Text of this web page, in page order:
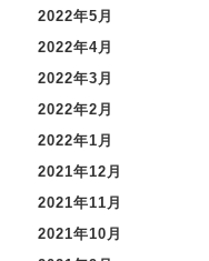
2022年5月
2022年4月
2022年3月
2022年2月
2022年1月
2021年12月
2021年11月
2021年10月